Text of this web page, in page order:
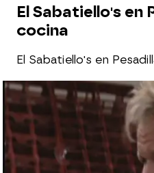
El Sabatiello's en
cocina
El Sabatiello's en